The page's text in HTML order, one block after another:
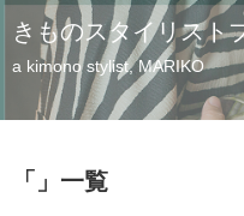
きものスタイリスト
a kimono stylist, MARIKO
「 」 一覧